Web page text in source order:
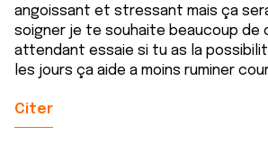
angoissant et stressant mais ça
soigner je te souhaite beaucoup de
attendant essaie si tu as la
les jours ça aide a moins ruminer
Citer